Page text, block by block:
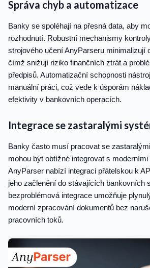
Správa chyb a automatizace
Banky se spoléhají na přesná data, aby
rozhodnutí. Robustní mechanismy
strojového učení AnyParseru minimalizují
čímž snižují riziko finančních ztrát a
předpisů. Automatizační schopnosti
manuální práci, což vede k úsporám
efektivity v bankovních operacích.
Integrace se zastaralými
Banky často musí pracovat se
mohou být obtížné integrovat s moderními
AnyParser nabízí integraci přátelskou k
jeho začlenění do stávajících bankovních
bezproblémová integrace umožňuje
moderní zpracování dokumentů bez
pracovních toků.